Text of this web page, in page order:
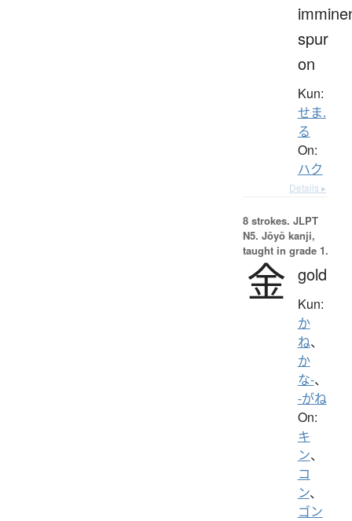
spur
on
Kun:
せま.
る
On:
ハク
Details ▸
8 strokes. JLPT
N5. Jōyō kanji,
taught in grade 1.
金 gold
Kun:
か
ね、
か
な-、
-がね
On:
キ
ン、
コ
ン、
ゴン